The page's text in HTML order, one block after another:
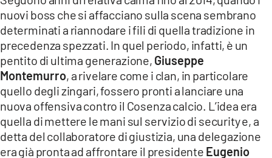
nuovi boss che si affacciano sulla scena sembrano
determinati a riannodare i fili di quella tradizione in
precedenza spezzati. In quel periodo, infatti, è un
pentito di ultima generazione, Giuseppe
Montemurro, a rivelare come i clan, in particolare
quello degli zingari, fossero pronti a lanciare una
nuova offensiva contro il Cosenza calcio. L’idea era
quella di mettere le mani sul servizio di security e, a
detta del collaboratore di giustizia, una delegazione
era già pronta ad affrontare il presidente Eugenio